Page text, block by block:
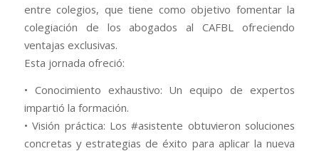
entre colegios, que tiene como objetivo fomentar la
colegiación de los abogados al CAFBL ofreciendo
ventajas exclusivas.
Esta jornada ofreció:
• Conocimiento exhaustivo: Un equipo de expertos
impartió la formación.
• Visión práctica: Los #asistente obtuvieron soluciones
concretas y estrategias de éxito para aplicar la nueva